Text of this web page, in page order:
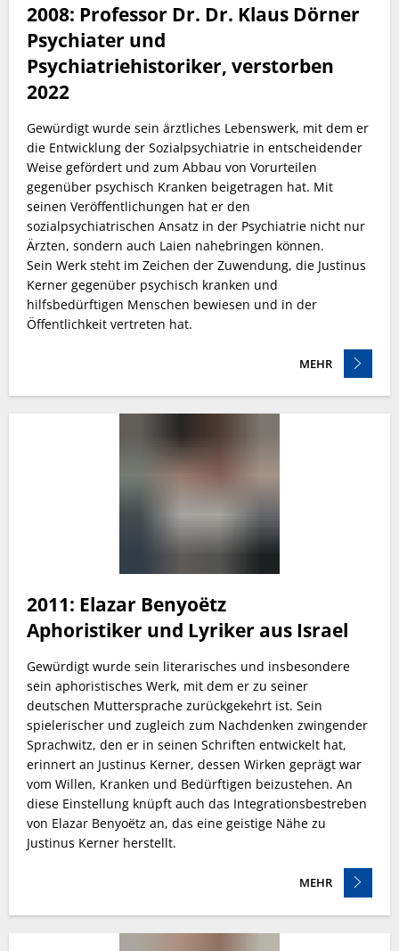
2008: Professor Dr. Dr. Klaus Dörner
Psychiater und
Psychiatriehistoriker, verstorben
2022
Gewürdigt wurde sein ärztliches Lebenswerk, mit dem er
die Entwicklung der Sozialpsychiatrie in entscheidender
Weise gefördert und zum Abbau von Vorurteilen
gegenüber psychisch Kranken beigetragen hat. Mit
seinen Veröffentlichungen hat er den
sozialpsychiatrischen Ansatz in der Psychiatrie nicht nur
Ärzten, sondern auch Laien nahebringen können.
Sein Werk steht im Zeichen der Zuwendung, die Justinus
Kerner gegenüber psychisch kranken und
hilfsbedürftigen Menschen bewiesen und in der
Öffentlichkeit vertreten hat.
MEHR
2011: Elazar Benyoëtz
Aphoristiker und Lyriker aus Israel
Gewürdigt wurde sein literarisches und insbesondere
sein aphoristisches Werk, mit dem er zu seiner
deutschen Muttersprache zurückgekehrt ist. Sein
spielerischer und zugleich zum Nachdenken zwingender
Sprachwitz, den er in seinen Schriften entwickelt hat,
erinnert an Justinus Kerner, dessen Wirken geprägt war
vom Willen, Kranken und Bedürftigen beizustehen. An
diese Einstellung knüpft auch das Integrationsbestreben
von Elazar Benyoëtz an, das eine geistige Nähe zu
Justinus Kerner herstellt.
MEHR